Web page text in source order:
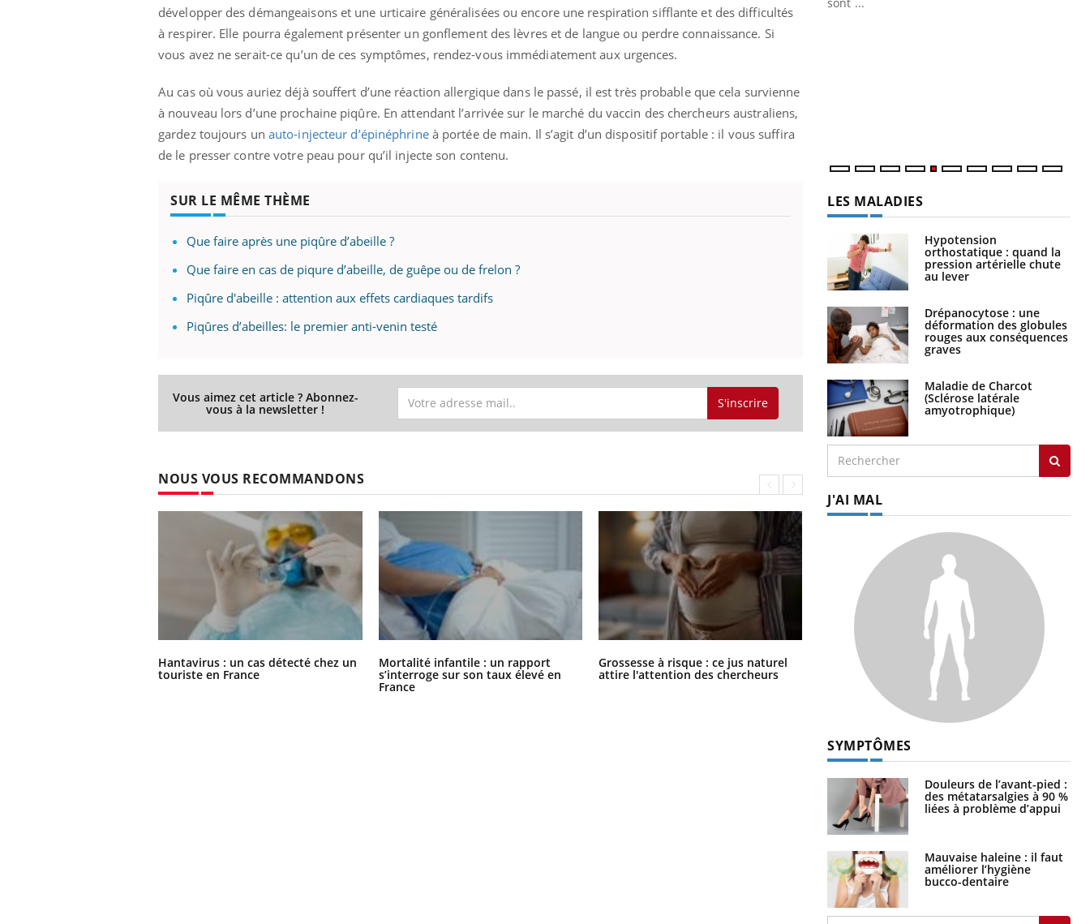
développer des démangeaisons et une urticaire généralisées ou encore une respiration sifflante et des difficultés
à respirer. Elle pourra également présenter un gonflement des lèvres et de langue ou perdre connaissance. Si
vous avez ne serait-ce qu’un de ces symptômes, rendez-vous immédiatement aux urgences.
Au cas où vous auriez déjà souffert d’une réaction allergique dans le passé, il est très probable que cela survienne
à nouveau lors d’une prochaine piqûre. En attendant l’arrivée sur le marché du vaccin des chercheurs australiens,
gardez toujours un auto-injecteur d’épinéphrineà portée de main. Il s’agit d’un dispositif portable : il vous suffira
de le presser contre votre peau pour qu’il injecte son contenu.
SUR LE MÊME THÈME
Que faire après une piqûre d’abeille ?
Que faire en cas de piqure d’abeille, de guêpe ou de frelon ?
Piqûre d'abeille : attention aux effets cardiaques tardifs
Piqûres d’abeilles: le premier anti-venin testé
Vous aimez cet article ? Abonnez-
vous à la newsletter ! S'inscrire
NOUS VOUS RECOMMANDONS
Hantavirus : un cas détecté chez un
touriste en France
Mortalité infantile : un rapport
s’interroge sur son taux élevé en
France
Grossesse à risque : ce jus naturel
attire l'attention des chercheurs
Comment oublier les écrans en
vacances ?
LES MALADIES
Hypotension
orthostatique : quand la
pression artérielle chute
au lever
Drépanocytose : une
déformation des globules
rouges aux conséquences
graves
Maladie de Charcot
(Sclérose latérale
amyotrophique)
J'AI MAL
SYMPTÔMES
Douleurs de l’avant-pied :
des métatarsalgies à 90 %
liées à problème d’appui
Mauvaise haleine : il faut
améliorer l’hygiène
bucco-dentaire